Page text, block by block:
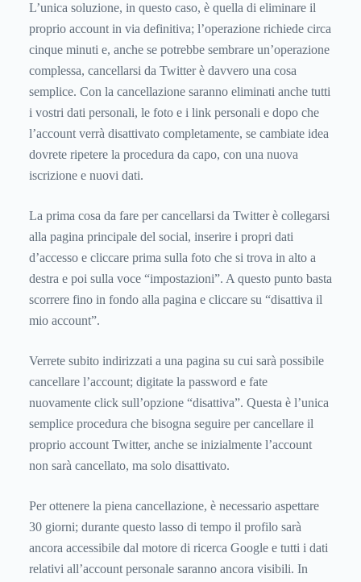
L’unica soluzione, in questo caso, è quella di eliminare il
proprio account in via definitiva; l’operazione richiede circa
cinque minuti e, anche se potrebbe sembrare un’operazione
complessa, cancellarsi da Twitter è davvero una cosa
semplice. Con la cancellazione saranno eliminati anche tutti
i vostri dati personali, le foto e i link personali e dopo che
l’account verrà disattivato completamente, se cambiate idea
dovrete ripetere la procedura da capo, con una nuova
iscrizione e nuovi dati.
La prima cosa da fare per cancellarsi da Twitter è collegarsi
alla pagina principale del social, inserire i propri dati
d’accesso e cliccare prima sulla foto che si trova in alto a
destra e poi sulla voce “impostazioni”. A questo punto basta
scorrere fino in fondo alla pagina e cliccare su “disattiva il
mio account”.
Verrete subito indirizzati a una pagina su cui sarà possibile
cancellare l’account; digitate la password e fate
nuovamente click sull’opzione “disattiva”. Questa è l’unica
semplice procedura che bisogna seguire per cancellare il
proprio account Twitter, anche se inizialmente l’account
non sarà cancellato, ma solo disattivato.
Per ottenere la piena cancellazione, è necessario aspettare
30 giorni; durante questo lasso di tempo il profilo sarà
ancora accessibile dal motore di ricerca Google e tutti i dati
relativi all’account personale saranno ancora visibili. In